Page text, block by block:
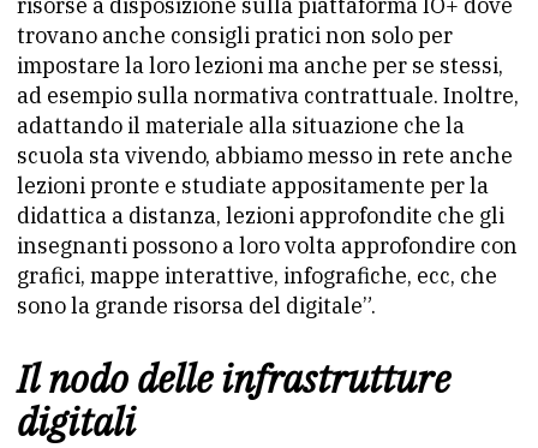
trovano anche consigli pratici non solo per
impostare la loro lezioni ma anche per se stessi,
ad esempio sulla normativa contrattuale. Inoltre,
adattando il materiale alla situazione che la
scuola sta vivendo, abbiamo messo in rete anche
lezioni pronte e studiate appositamente per la
didattica a distanza, lezioni approfondite che gli
insegnanti possono a loro volta approfondire con
grafici, mappe interattive, infografiche, ecc, che
sono la grande risorsa del digitale”.
Il nodo delle infrastrutture
digitali